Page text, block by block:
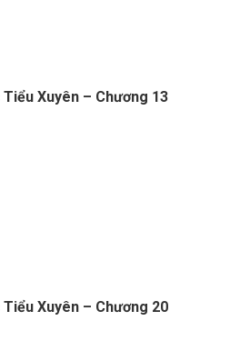
Xuyên – Chương 13
Xuyên – Chương 20